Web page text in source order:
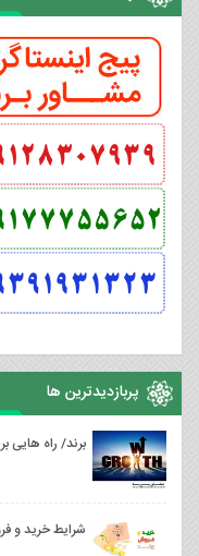
پربازدیدترین ها
برند/ راه هایی
شرایط خرید و